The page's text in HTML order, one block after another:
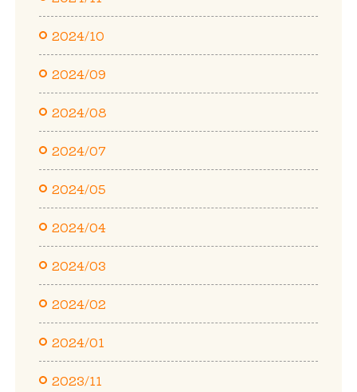
2024/10
2024/09
2024/08
2024/07
2024/05
2024/04
2024/03
2024/02
2024/01
2023/11